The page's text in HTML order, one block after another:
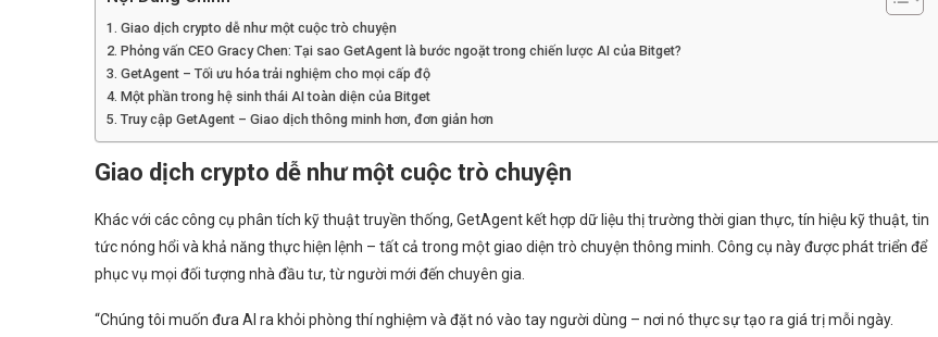
Giao dịch crypto dễ như một cuộc trò chuyện
Phỏng vấn CEO Gracy Chen: Tại sao GetAgent là bước ngoặt trong chiến lược AI của Bitget?
GetAgent – Tối ưu hóa trải nghiệm cho mọi cấp độ
Một phần trong hệ sinh thái AI toàn diện của Bitget
Truy cập GetAgent – Giao dịch thông minh hơn, đơn giản hơn
Giao dịch crypto dễ như một cuộc trò chuyện
Khác với các công cụ phân tích kỹ thuật truyền thống, GetAgent kết hợp dữ liệu thị trường thời gian thực, tín hiệu kỹ thuật, tin
tức nóng hổi và khả năng thực hiện lệnh – tất cả trong một giao diện trò chuyện thông minh. Công cụ này được phát triển để
phục vụ mọi đối tượng nhà đầu tư, từ người mới đến chuyên gia.
“Chúng tôi muốn đưa AI ra khỏi phòng thí nghiệm và đặt nó vào tay người dùng – nơi nó thực sự tạo ra giá trị mỗi ngày.